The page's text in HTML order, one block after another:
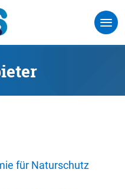
für Naturschutz